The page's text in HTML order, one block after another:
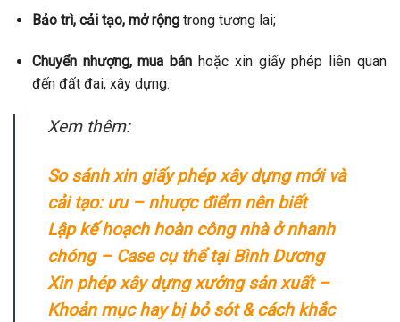
Bảo trì, cải tạo, mở rộngtrong tương lai;
Chuyển nhượng, mua bán hoặc xin giấy phép liên quan
đến đất đai, xây dựng.
Xem thêm:
So sánh xin giấy phép xây dựng mới và
cải tạo: ưu – nhược điểm nên biết
Lập kế hoạch hoàn công nhà ở nhanh
chóng – Case cụ thể tại Bình Dương
Xin phép xây dựng xưởng sản xuất –
Khoản mục hay bị bỏ sót & cách khắc